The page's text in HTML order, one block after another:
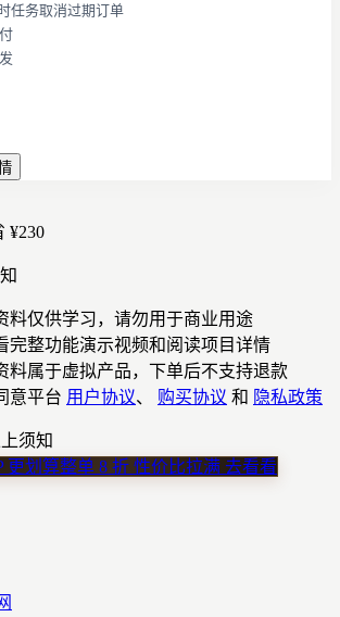
任务取消过期订单
¥230
料仅供学习，请勿用于商业用途
完整功能演示视频和阅读项目详情
料属于虚拟产品，下单后不支持退款
意平台 用户协议、 购买协议 和 隐私政策
须知
更划算整单 8 折 性价比拉满 去看看